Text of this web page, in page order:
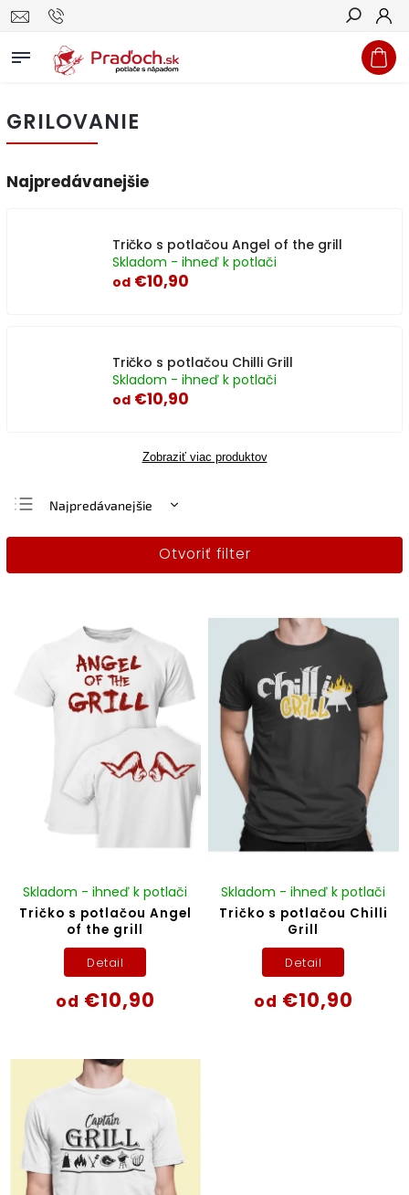
Hľadať
GRILOVANIE
Najpredávanejšie
Tričko s potlačou Angel of the grill
Skladom - ihneď k potlači
od €10,90
Tričko s potlačou Chilli Grill
Skladom - ihneď k potlači
od €10,90
Zobraziť viac produktov
Najpredávanejšie
Najlacnejšie
Otvoriť filter
Tričko s potlačou Angel
of the grill
Skladom - ihneď k potlači
od €10,90
Detail
Tričko s potlačou Chilli
Grill
Skladom - ihneď k potlači
od €10,90
Detail